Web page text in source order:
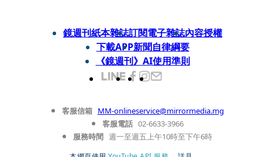
鏡週刊紙本雜誌訂閱電子雜誌內容授權
下載APP新聞自律綱要
《鏡週刊》AI使用準則
客服信箱 MM-onlineservice@mirrormedia.mg
客服電話 02-6633-3966
服務時間 週一至週五上午10時至下午6時